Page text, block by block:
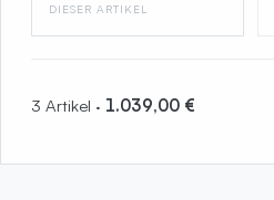
DIESER ARTIKEL
3 Artikel · 1.039,00 €